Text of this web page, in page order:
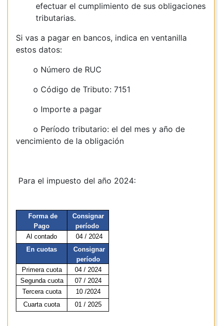
efectuar el cumplimiento de sus obligaciones
tributarias.
Si vas a pagar en bancos, indica en ventanilla
estos datos:
o Número de RUC
o Código de Tributo: 7151
o Importe a pagar
o Período tributario: el del mes y año de
vencimiento de la obligación
Para el impuesto del año 2024:
Forma de
Pago
Consignar
período
Al contado
04 / 2024
En cuotas
Consignar
período
Primera cuota
04 / 2024
Segunda cuota
07 / 2024
Tercera cuota
10 /2024
Cuarta cuota
01 / 2025